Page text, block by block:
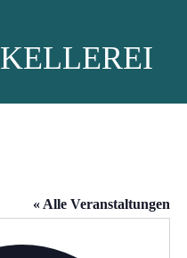
« Alle Veranstaltungen